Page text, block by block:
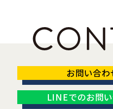
お問い合
LINEでのお問